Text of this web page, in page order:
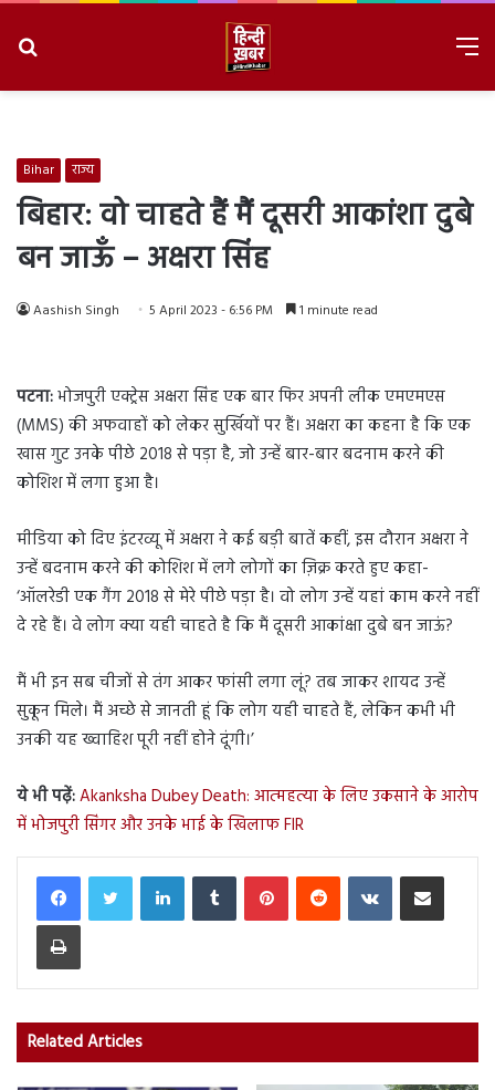
Bihar राज्य
बिहार: वो चाहते हैं मैं दूसरी आकांशा दुबे
बन जाऊँ – अक्षरा सिंह
Aashish Singh 5 April 2023 - 6:56 PM 1 minute read
पटना:भोजपुरी एक्ट्रेस अक्षरा सिंह एक बार फिर अपनी लीक एमएमएस
(MMS) की अफवाहों को लेकर सुर्खियों पर हैं। अक्षरा का कहना है कि एक
खास गुट उनके पीछे 2018 से पड़ा है, जो उन्हें बार-बार बदनाम करने की
कोशिश में लगा हुआ है।
मीडिया को दिए इंटरव्यू में अक्षरा ने कई बड़ी बातें कहीं, इस दौरान अक्षरा ने
उन्हें बदनाम करने की कोशिश में लगे लोगों का ज़िक्र करते हुए कहा-
‘ऑलरेडी एक गैंग 2018 से मेरे पीछे पड़ा है। वो लोग उन्हें यहां काम करने नहीं
दे रहे हैं। वे लोग क्या यही चाहते है कि मैं दूसरी आकांक्षा दुबे बन जाऊं?
मैं भी इन सब चीजों से तंग आकर फांसी लगा लूं? तब जाकर शायद उन्हें
सुकून मिले। मैं अच्छे से जानती हूं कि लोग यही चाहते हैं, लेकिन कभी भी
उनकी यह ख्वाहिश पूरी नहीं होने दूंगी।’
ये भी पढ़ें:Akanksha Dubey Death: आत्महत्या के लिए उकसाने के आरोप
में भोजपुरी सिंगर और उनके भाई के खिलाफ FIR
LinkedInTumblr PinterestReddit VKontakteShare via Email
Print
Related Articles